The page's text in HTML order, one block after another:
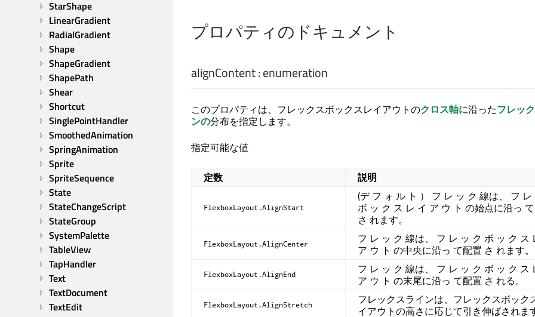
StarShape
LinearGradient
RadialGradient
Shape
ShapeGradient
ShapePath
Shear
Shortcut
SinglePointHandler
SmoothedAnimation
SpringAnimation
Sprite
SpriteSequence
State
StateChangeScript
StateGroup
SystemPalette
TableView
TapHandler
Text
TextDocument
TextEdit
プロパティのドキュメント
alignContent:enumeration
このプロパティは、フレックスボックスレイアウトのクロス軸に沿ったフレッ
ンの分布を指定します。
指定可能な値
定数 説明
FlexboxLayout.AlignStart
(デ フ ォ ル ト ） フ レ ッ ク 線は、 フ レ
ボ ッ ク ス レ イ ア ウ ト の始点に沿っ
さ れます。
FlexboxLayout.AlignCenter
フ レ ッ ク 線は、 フ レ ッ ク ボ ッ ク ス
ア ウ ト の中央に沿っ て配置 さ れます。
FlexboxLayout.AlignEnd
フ レ ッ ク 線は、 フ レ ッ ク ボ ッ ク ス
ア ウ ト の末尾に沿っ て配置 さ れる。
FlexboxLayout.AlignStretch
フレックスラインは、フレックスボック
イアウトの高さに応じて引き伸ばされま